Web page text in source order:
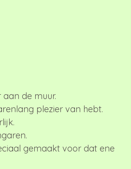
de muur.
plezier van hebt.
gemaakt voor dat ene